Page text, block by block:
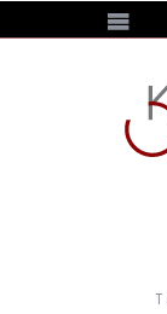
https://e-krisi.gr/